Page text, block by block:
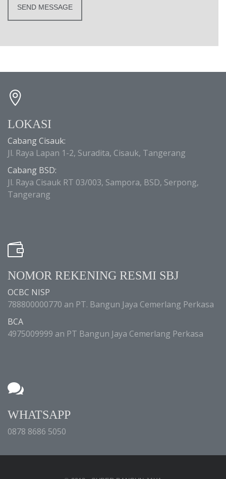
LOKASI
Cabang Cisauk:
Jl. Raya Lapan 1-2, Suradita, Cisauk, Tangerang
Cabang BSD:
Jl. Raya Cisauk RT 03/003, Sampora, BSD, Serpong,
Tangerang
NOMOR REKENING RESMI SBJ
OCBC NISP
788800000770 an PT. Bangun Jaya Cemerlang Perkasa
BCA
4975009999 an PT Bangun Jaya Cemerlang Perkasa
WHATSAPP
0878 8686 5050